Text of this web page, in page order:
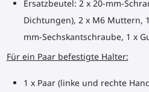
Ersatzbeutel: 2 x 20-mm-
Dichtungen), 2 x M6 Muttern,
mm-Sechskantschraube, 1 x
Für ein Paar befestigte Halter:
1 x Paar (linke und rechte